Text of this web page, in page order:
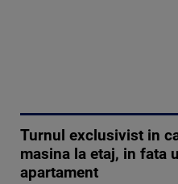
Turnul exclusivist in
masina la etaj, in fata
apartament